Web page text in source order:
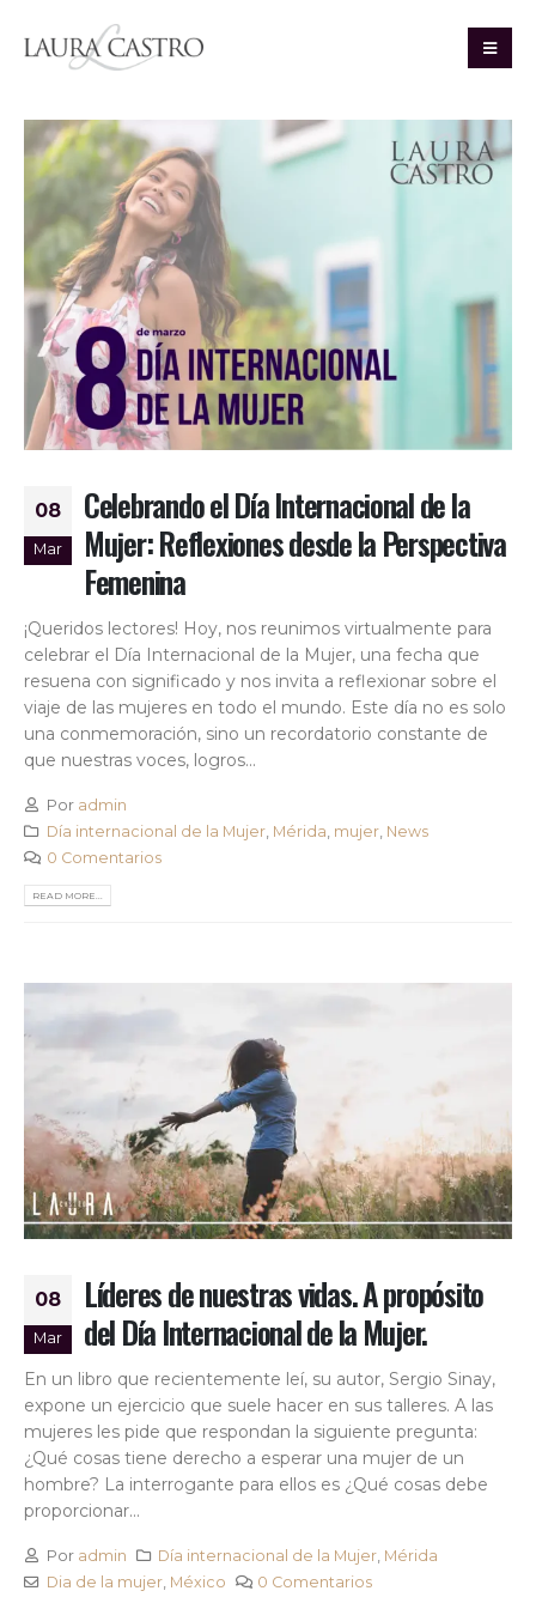
08
Mar
Celebrando el Día Internacional de la
Mujer: Reflexiones desde la Perspectiva
Femenina
¡Queridos lectores! Hoy, nos reunimos virtualmente para
celebrar el Día Internacional de la Mujer, una fecha que
resuena con significado y nos invita a reflexionar sobre el
viaje de las mujeres en todo el mundo. Este día no es solo
una conmemoración, sino un recordatorio constante de
que nuestras voces, logros...
Por admin
Día internacional de la Mujer, Mérida, mujer, News
0 Comentarios
READ MORE...
08
Mar
Líderes de nuestras vidas. A propósito
del Día Internacional de la Mujer.
En un libro que recientemente leí, su autor, Sergio Sinay,
expone un ejercicio que suele hacer en sus talleres. A las
mujeres les pide que respondan la siguiente pregunta:
¿Qué cosas tiene derecho a esperar una mujer de un
hombre? La interrogante para ellos es ¿Qué cosas debe
proporcionar...
Por admin Día internacional de la Mujer, Mérida
Dia de la mujer, México 0 Comentarios